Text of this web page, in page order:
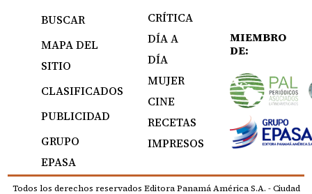
BUSCAR
MAPA DEL
SITIO
CLASIFICADOS
PUBLICIDAD
GRUPO
EPASA
CRÍTICA
DÍA A
DÍA
MUJER
CINE
RECETAS
IMPRESOS
MIEMBRO
DE:
Todos los derechos reservados Editora Panamá América S.A. - Ciudad